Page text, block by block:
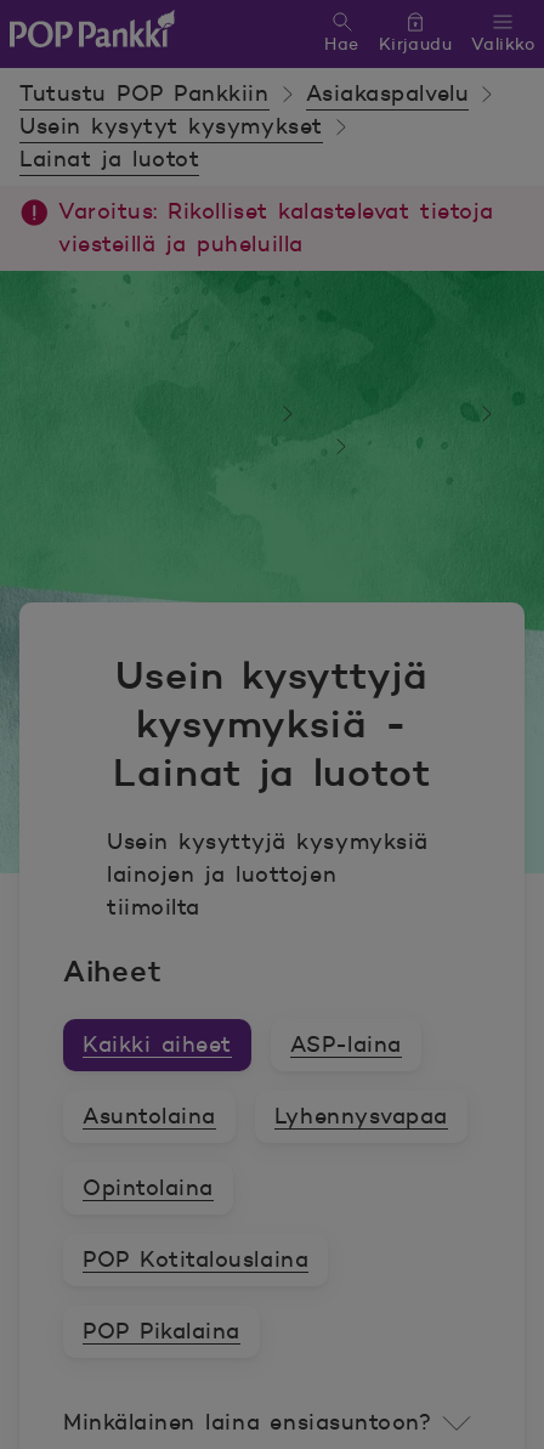
POP Pankki, etusivulle
Valikko
Hae Kirjaudu
Tutustu POP Pankkiin
Asiakaspalvelu
Usein kysytyt kysymykset
Lainat ja luotot
Varoitus: Rikolliset kalastelevat tietoja
viesteillä ja puheluilla
Asiakaspalvelu
Usein kysytyt kysymykset
Usein kysyttyjä
kysymyksiä -
Lainat ja luotot
Usein kysyttyjä kysymyksiä
lainojen ja luottojen
tiimoilta
Aiheet
Kaikki aiheet ASP-laina
Asuntolaina Lyhennysvapaa
Opintolaina
POP Kotitalouslaina
POP Pikalaina
Minkälainen laina ensiasuntoon?